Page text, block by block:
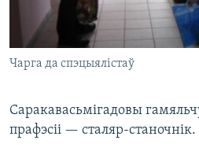
Чарга да спэцыялістаў
Саракавасьмігадовы
прафэсіі — сталяр-станочнік.